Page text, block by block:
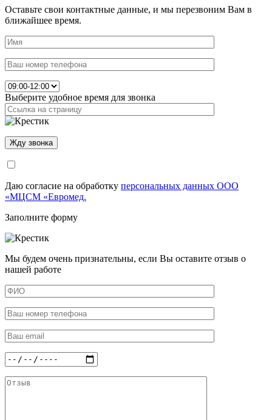
Оставьте свои контактные данные, и мы перезвоним Вам в
ближайшее время.
Выберите удобное время для звонка
Даю согласие на обработку персональных данных ООО
«МЦСМ «Евромед.
Заполните форму
Мы будем очень признательны, если Вы оставите отзыв о
нашей работе